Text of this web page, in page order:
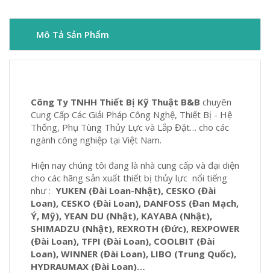
Mô Tả Sản Phẩm
Công Ty TNHH Thiết Bị Kỹ Thuật B&B chuyên
Cung Cấp Các Giải Pháp Công Nghệ, Thiết Bị - Hệ
Thống, Phụ Tùng Thủy Lực và Lắp Đặt… cho các
ngành công nghiệp tại Việt Nam.
Hiện nay chúng tôi đang là nhà cung cấp và đại diện
cho các hãng sản xuất thiết bị thủy lực nổi tiếng
như : YUKEN (Đài Loan-Nhật), CESKO (Đài
Loan), CESKO (Đài Loan), DANFOSS (Đan Mạch,
Ý, Mỹ), YEAN DU (Nhật), KAYABA (Nhật),
SHIMADZU (Nhật), REXROTH (Đức), REXPOWER
(Đài Loan), TFPI (Đài Loan), COOLBIT (Đài
Loan), WINNER (Đài Loan), LIBO (Trung Quốc),
HYDRAUMAX (Đài Loan)…